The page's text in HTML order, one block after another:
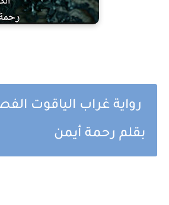
رواية غراب الياقوت
بقلم رحمة أيمن